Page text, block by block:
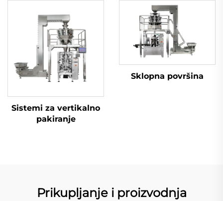
Sistemi za vertikalno
pakiranje
Sklopna površina
Prikupljanje i proizvodnja